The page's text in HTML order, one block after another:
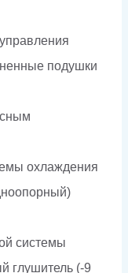
подушки
охлаждения
системы
глушитель (-9